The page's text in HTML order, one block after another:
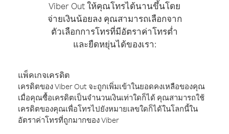
Viber Out ให้คุณโทรได้นานขึ้นโดย
จ่ายเงินน้อยลง คุณสามารถเลือกจาก
ตัวเลือกการโทรที่มีอัตราค่าโทรต่ำ
และยืดหยุ่นได้ของเรา:
แพ็คเกจเครดิต
เครดิตของ Viber Out จะถูกเพิ่มเข้าในยอดคงเหลือของคุณ
เมื่อคุณซื้อเครดิตเป็นจำนวนเงินเท่าใดก็ได้ คุณสามารถใช้
เครดิตของคุณเพื่อโทรไปยังหมายเลขใดก็ได้ในโลกนี้ใน
อัตราค่าโทรที่ถูกมากของ Viber